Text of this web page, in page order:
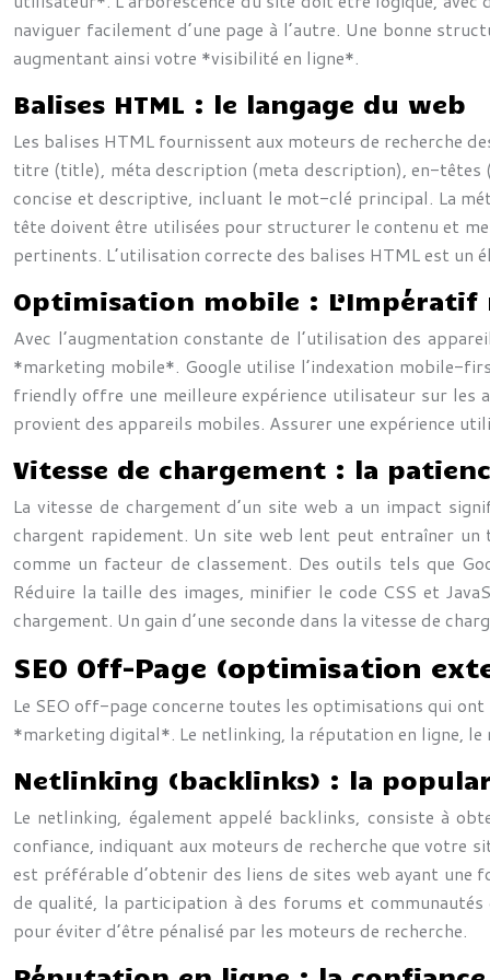
naviguer facilement d’une page à l’autre. Une bonne
augmentant ainsi votre *visibilité en ligne*.
Balises HTML : le langage du web
Les balises HTML fournissent aux moteurs de recherche
titre (title), méta description (meta description), en-
concise et descriptive, incluant le mot-clé principal. La
tête doivent être utilisées pour structurer le contenu et
pertinents. L’utilisation correcte des balises HTML est un
Optimisation mobile : L’Impératif
Avec l’augmentation constante de l’utilisation des
*marketing mobile*. Google utilise l’indexation mobile-
friendly offre une meilleure expérience utilisateur sur les
provient des appareils mobiles. Assurer une expérience
Vitesse de chargement : la
La vitesse de chargement d’un site web a un impact
chargent rapidement. Un site web lent peut entraîner
comme un facteur de classement. Des outils tels que
Réduire la taille des images, minifier le code CSS et
chargement. Un gain d’une seconde dans la vitesse de
SEO Off-Page (optimisation
Le SEO off-page concerne toutes les optimisations qui
*marketing digital*. Le netlinking, la réputation en ligne,
Netlinking (backlinks) : la
Le netlinking, également appelé backlinks, consiste à
confiance, indiquant aux moteurs de recherche que votre
est préférable d’obtenir des liens de sites web ayant
de qualité, la participation à des forums et
pour éviter d’être pénalisé par les moteurs de recherche.